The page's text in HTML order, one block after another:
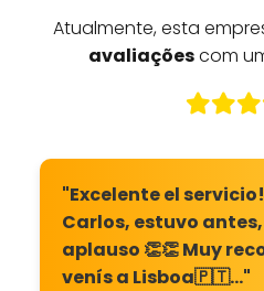
Atualmente, esta
avaliaçõescom
"Excelente el
Carlos, estuvo
aplauso 👏👏 Muy
venís a Lisboa🇵🇹…"